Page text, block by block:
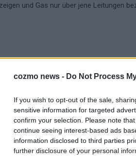
cozmo news - Do Not Process
If you wish to opt-out of the sale,
sensitive information for targeted
confirm your selection. Please note
continue seeing interest-based ads
information disclosed to third parties
further disclosure of your personal
und Gas nur über jene Leitungen